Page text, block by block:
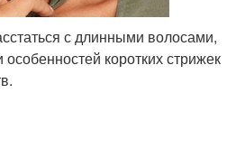
с длинными волосами,
коротких стрижек